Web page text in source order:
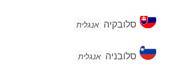
סלובקיה
סלובקיה אנגלית
סלובניה
סלובניה אנגלית